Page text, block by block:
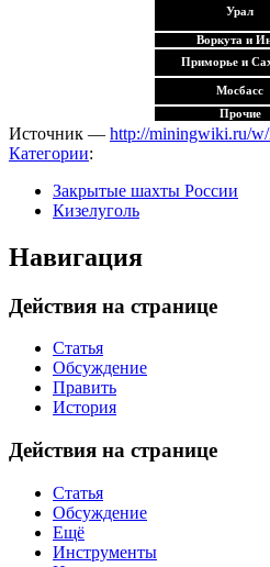
Урал
Воркута и
Приморье и
Мосбасс
Прочие
Источник — http://miningwiki.ru/
Категории:
Закрытые шахты России
Кизелуголь
Навигация
Действия на странице
Статья
Обсуждение
Править
История
Действия на странице
Статья
Обсуждение
Ещё
Инструменты